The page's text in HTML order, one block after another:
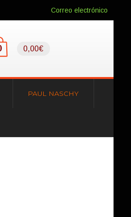
Correo electrónico
0,00€
PAUL NASCHY